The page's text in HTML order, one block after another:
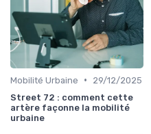
Mobilité Urbaine •
29/12/2025
Street 72 : comment cette
artère façonne la mobilité
urbaine